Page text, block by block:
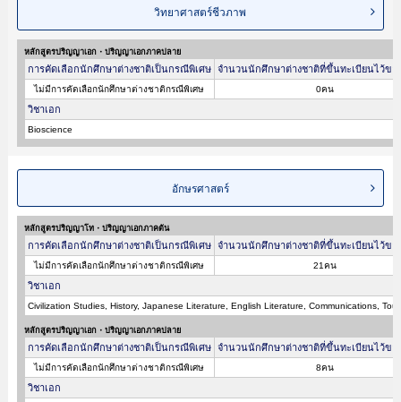
วิทยาศาสตร์ชีวภาพ
หลักสูตรปริญญาเอก・ปริญญาเอกภาคปลาย
การคัดเลือกนักศึกษาต่างชาติเป็นกรณีพิเศษ จำนวนนักศึกษาต่างชาติที่ขึ้นทะเบียนไว้ขอ
ไม่มีการคัดเลือกนักศึกษาต่างชาติกรณีพิเศษ 0คน
วิชาเอก
Bioscience
อักษรศาสตร์
หลักสูตรปริญญาโท・ปริญญาเอกภาคต้น
การคัดเลือกนักศึกษาต่างชาติเป็นกรณีพิเศษ จำนวนนักศึกษาต่างชาติที่ขึ้นทะเบียนไว้ขอ
ไม่มีการคัดเลือกนักศึกษาต่างชาติกรณีพิเศษ 21คน
วิชาเอก
Civilization Studies, History, Japanese Literature, English Literature, Communications,
หลักสูตรปริญญาเอก・ปริญญาเอกภาคปลาย
การคัดเลือกนักศึกษาต่างชาติเป็นกรณีพิเศษ จำนวนนักศึกษาต่างชาติที่ขึ้นทะเบียนไว้ขอ
ไม่มีการคัดเลือกนักศึกษาต่างชาติกรณีพิเศษ 8คน
วิชาเอก